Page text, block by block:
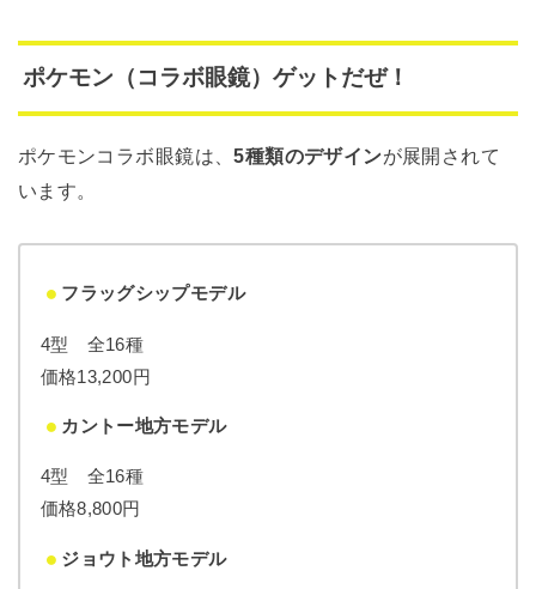
ポケモン（コラボ眼鏡）ゲットだぜ！
ポケモンコラボ眼鏡は、5種類のデザインが展開されて
います。
フラッグシップモデル
4型 全16種
価格13,200円
カントー地方モデル
4型 全16種
価格8,800円
ジョウト地方モデル